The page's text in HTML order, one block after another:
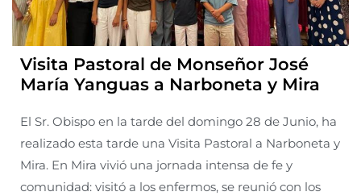
Visita Pastoral de Monseñor José
María Yanguas a Narboneta y Mira
El Sr. Obispo en la tarde del domingo 28 de Junio, ha
realizado esta tarde una Visita Pastoral a Narboneta y
Mira. En Mira vivió una jornada intensa de fe y
comunidad: visitó a los enfermos, se reunió con los